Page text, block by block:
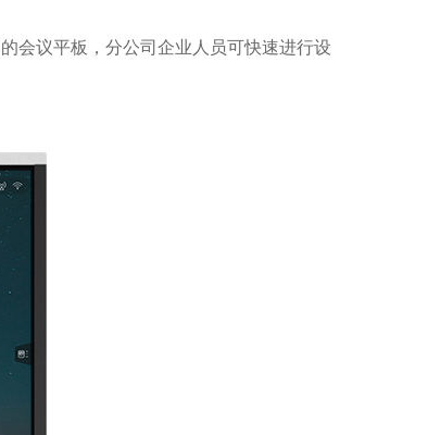
会议平板，分公司企业人员可快速进行设